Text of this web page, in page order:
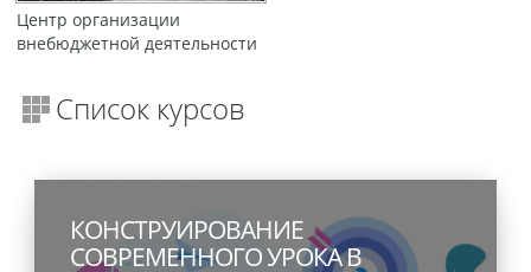
Центр организации
внебюджетной деятельности
Список курсов
КОНСТРУИРОВАНИЕ
СОВРЕМЕННОГО УРОКА В